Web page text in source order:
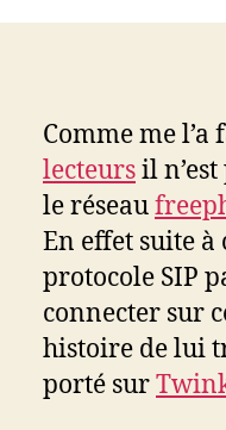
Comme me
lecteursil
le réseau
En effet suite
protocole SIP
connecter sur
histoire de lui
porté sur